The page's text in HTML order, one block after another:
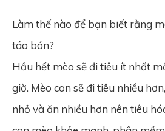
Làm thế nào để bạn biết rằng
táo bón?
Hầu hết mèo sẽ đi tiêu ít nhất
giờ. Mèo con sẽ đi tiêu nhiều
nhỏ và ăn nhiều hơn nên tiêu